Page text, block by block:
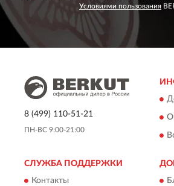
Условиями пользования
8 (499) 110-51-21
ПН-ВС 9:00-21:00
СЛУЖБА ПОДДЕРЖКИ
Контакты